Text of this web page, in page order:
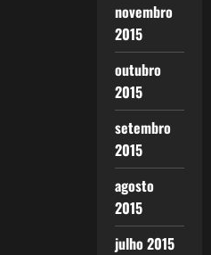
novembro
2015
outubro
2015
setembro
2015
agosto
2015
julho 2015